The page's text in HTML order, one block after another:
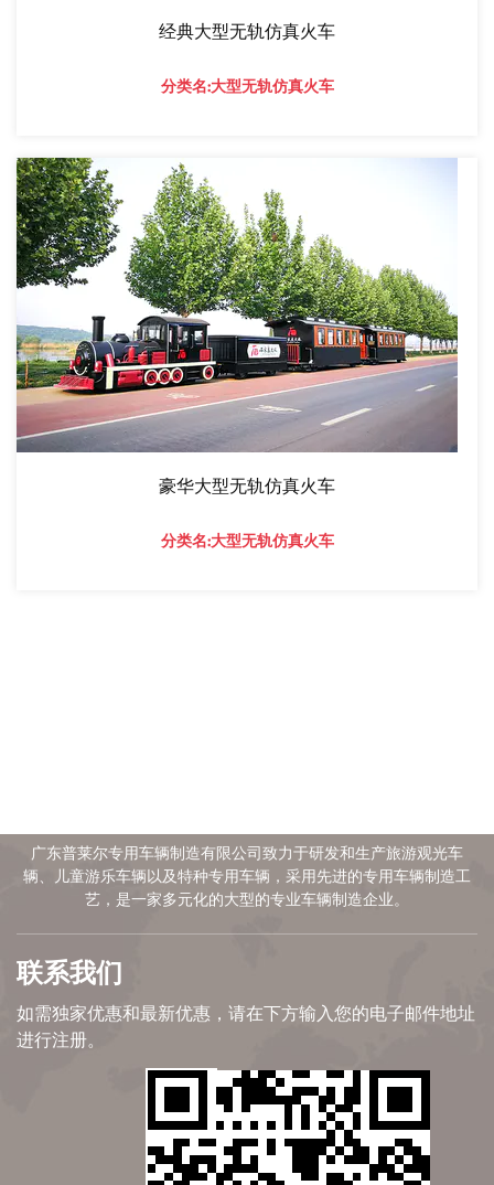
经典大型无轨仿真火车
分类名:大型无轨仿真火车
豪华大型无轨仿真火车
分类名:大型无轨仿真火车
广东普莱尔专用车辆制造有限公司致力于研发和生产旅游观光车
辆、儿童游乐车辆以及特种专用车辆，采用先进的专用车辆制造工
艺，是一家多元化的大型的专业车辆制造企业。
联系我们
如需独家优惠和最新优惠，请在下方输入您的电子邮件地址
进行注册。